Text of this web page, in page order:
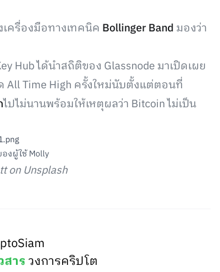
ครื่องมือทางเทคนิค Bollinger Band มองว่า
Hub ได้นำสถิติของ Glassnode มาเปิดเผย
All Time High ครั้งใหม่นับตั้งแต่ตอนที่
ไปไม่นานพร้อมให้เหตุผลว่า Bitcoin ไม่เป็น
งผู้ใช้ Molly
on Unsplash
ารวงการคริปโต